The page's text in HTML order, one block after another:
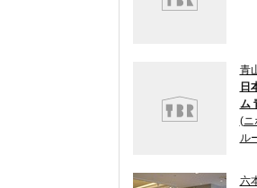
青
日
ム
(ニ
ル
六